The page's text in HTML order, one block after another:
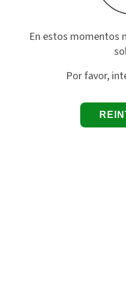
En estos momentos
Por favor,